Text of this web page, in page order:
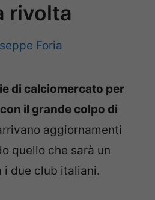
rivolta
Foria
di calciomercato per
il grande colpo di
aggiornamenti
quello che sarà un
i due club italiani.